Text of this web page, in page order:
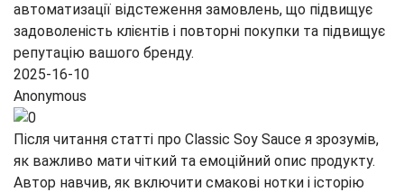
автоматизації відстеження замовлень, що підвищує
задоволеність клієнтів і повторні покупки та підвищує
репутацію вашого бренду.
2025-16-10
Anonymous
Після читання статті про Classic Soy Sauce я зрозумів,
як важливо мати чіткий та емоційний опис продукту.
Автор навчив, як включити смакові нотки і історію